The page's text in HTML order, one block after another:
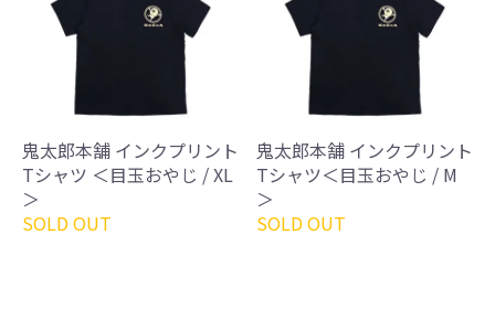
鬼太郎本舗 インクプリント
Tシャツ ＜目玉おやじ / XL
＞
SOLD OUT
鬼太郎本舗 インクプリント
Tシャツ＜目玉おやじ / M
＞
SOLD OUT